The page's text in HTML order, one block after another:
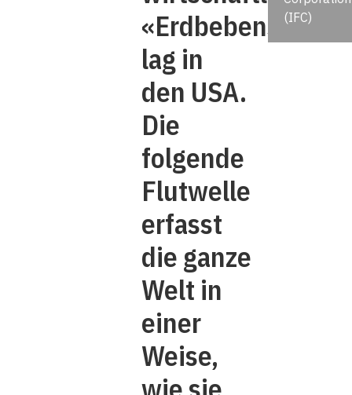
«Erdbebens»
lag in
den USA.
Die
folgende
Flutwelle
erfasst
die ganze
Welt in
einer
Weise,
(IFC)